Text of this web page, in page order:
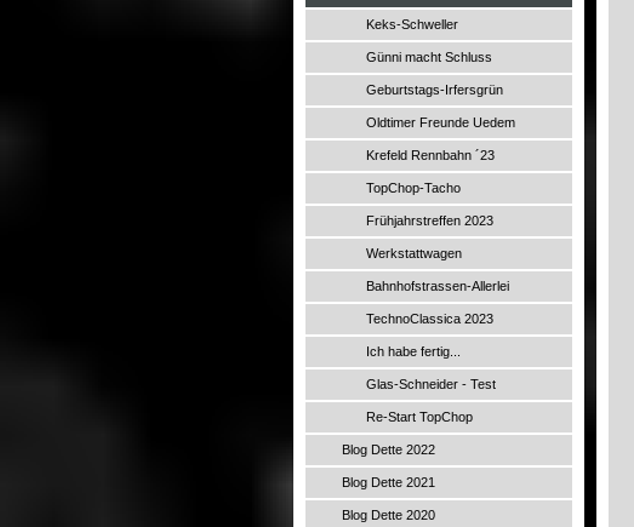
Keks-Schweller
Günni macht Schluss
Geburtstags-Irfersgrün
Oldtimer Freunde Uedem
Krefeld Rennbahn ´23
TopChop-Tacho
Frühjahrstreffen 2023
Werkstattwagen
Bahnhofstrassen-Allerlei
TechnoClassica 2023
Ich habe fertig...
Glas-Schneider - Test
Re-Start TopChop
Blog Dette 2022
Blog Dette 2021
Blog Dette 2020